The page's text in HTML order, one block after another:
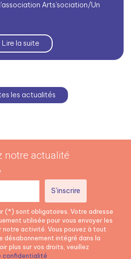
Arts’sociation/Un
Lire la suite
les actualités
notre actualité
(*) sont obligatoires. Votre adresse
utilisée pour vous envoyer les
notre activité. Vous pouvez à tout
désabonnement intégré dans la
plus sur vos droits, veuillez
confidentialité.